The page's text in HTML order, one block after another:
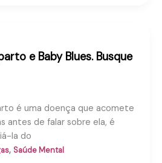
e Baby Blues. Busque
é uma doença que acomete
antes de falar sobre ela, é
la do
, Saúde Mental